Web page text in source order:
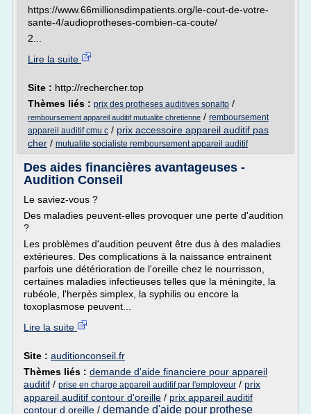
https://www.66millionsdimpatients.org/le-cout-de-votre-
sante-4/audioprotheses-combien-ca-coute/
2...
Lire la suite
Site : http://rechercher.top
Thèmes liés : prix des protheses auditives sonalto /
remboursement appareil auditif mutualite chretienne / remboursement
appareil auditif cmu c / prix accessoire appareil auditif pas
cher / mutualite socialiste remboursement appareil auditif
Des aides financières avantageuses -
Audition Conseil
Le saviez-vous ?
Des maladies peuvent-elles provoquer une perte d'audition
?
Les problèmes d'audition peuvent être dus à des maladies
extérieures. Des complications à la naissance entrainent
parfois une détérioration de l'oreille chez le nourrisson,
certaines maladies infectieuses telles que la méningite, la
rubéole, l'herpès simplex, la syphilis ou encore la
toxoplasmose peuvent...
Lire la suite
Site : auditionconseil.fr
Thèmes liés : demande d'aide financiere pour appareil
auditif / prise en charge appareil auditif par l'employeur / prix
appareil auditif contour d'oreille / prix appareil auditif
contour d oreille / demande d'aide pour prothese